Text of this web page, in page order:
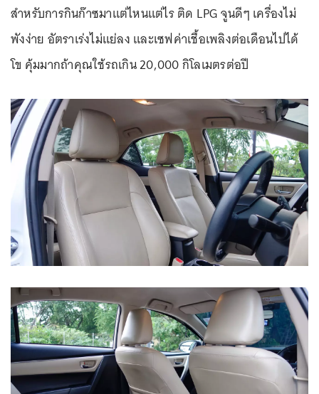
สำหรับการกินก๊าซมาแต่ไหนแต่ไร ติด LPG จูนดีๆ เครื่องไม่
พังง่าย อัตราเร่งไม่แย่ลง และเซฟค่าเชื้อเพลิงต่อเดือนไปได้
โข คุ้มมากถ้าคุณใช้รถเกิน 20,000 กิโลเมตรต่อปี